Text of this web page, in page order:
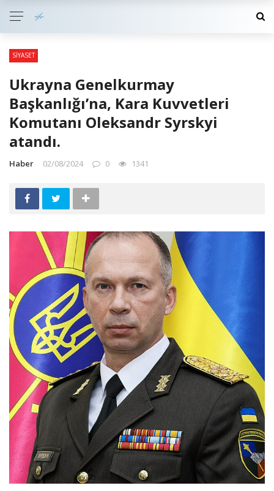
SIYASET
Ukrayna Genelkurmay
Başkanlığı’na, Kara Kuvvetleri
Komutanı Oleksandr Syrskyi
atandı.
Haber 02/08/2024 0 1341